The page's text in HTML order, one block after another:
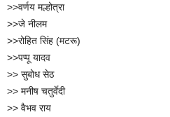
>>वर्णय मल्होत्रा
>>जे नीलम
>>रोहित सिंह (मटरू)
>>पप्पू यादव
>> सुबोध सेठ
>> मनीष चतुर्वेदी
>> वैभव राय